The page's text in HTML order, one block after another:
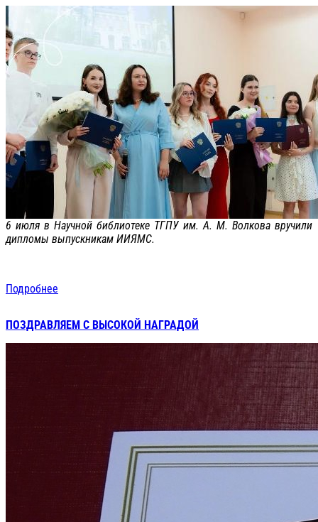
6 июля в Научной библиотеке ТГПУ им. А. М. Волкова вручили
дипломы выпускникам ИИЯМС.
Подробнее
ПОЗДРАВЛЯЕМ С ВЫСОКОЙ НАГРАДОЙ